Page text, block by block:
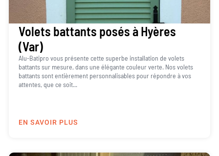
Volets battants posés à Hyères
(Var)
Alu-Batipro vous présente cette superbe installation de volets
battants sur mesure, dans une élégante couleur verte. Nos volets
battants sont entièrement personnalisables pour répondre à vos
attentes, que ce soit...
EN SAVOIR PLUS